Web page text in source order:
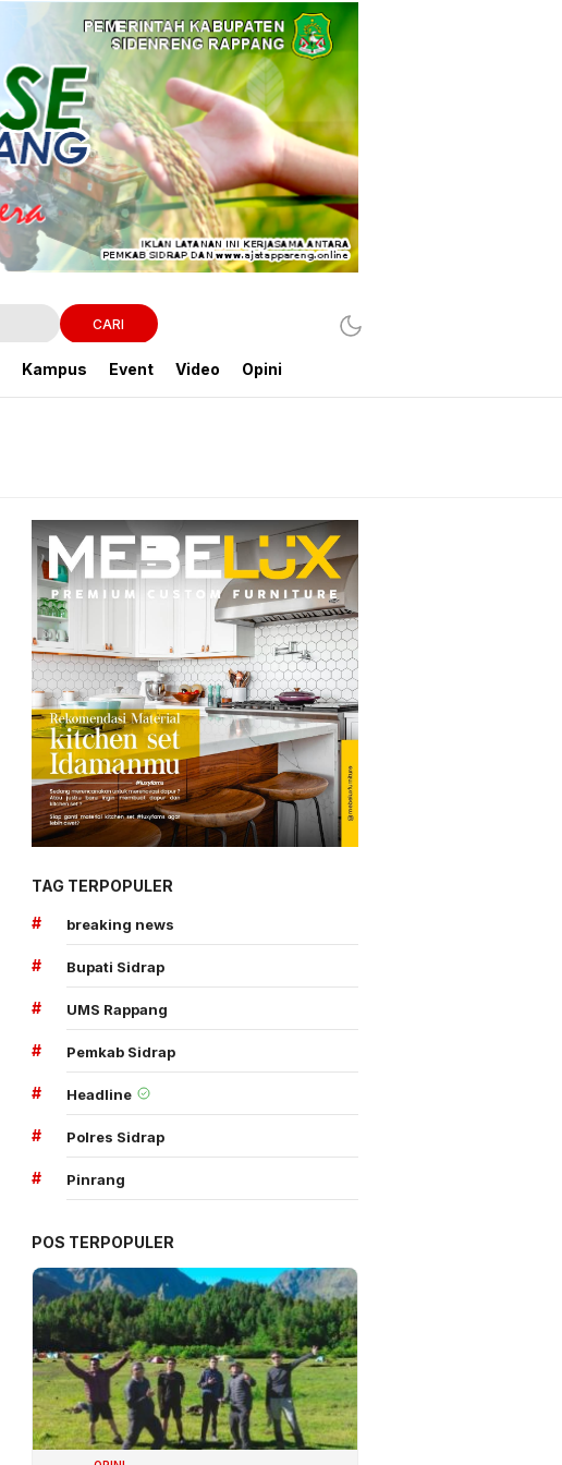
CARI
Kampus Event Video Opini
TAG TERPOPULER
#
breaking news
# Bupati Sidrap
# UMS Rappang
# Pemkab Sidrap
# Headline
# Polres Sidrap
# Pinrang
POS TERPOPULER